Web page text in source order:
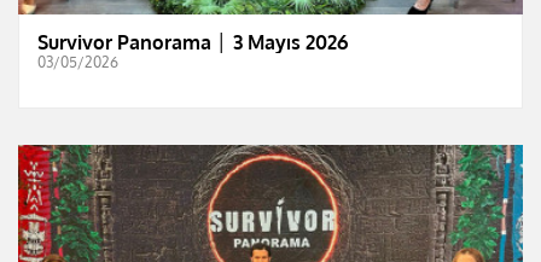
Survivor Panorama │ 3 Mayıs 2026
03/05/2026